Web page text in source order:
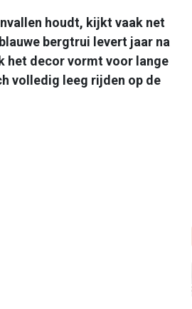
houdt, kijkt vaak net
bergtrui levert jaar na
het decor vormt voor lange
volledig leeg rijden op de